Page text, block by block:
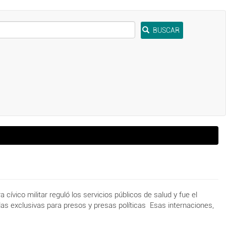
BUSCAR
cívico militar reguló los servicios públicos de salud y fue el
exclusivas para presos y presas políticas Esas internaciones,